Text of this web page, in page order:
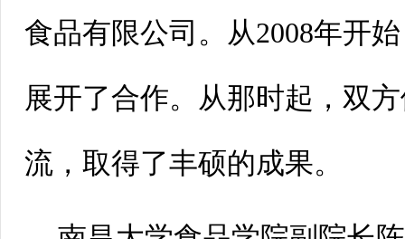
食品有限公司。从2008年开
展开了合作。从那时起，双
流，取得了丰硕的成果。